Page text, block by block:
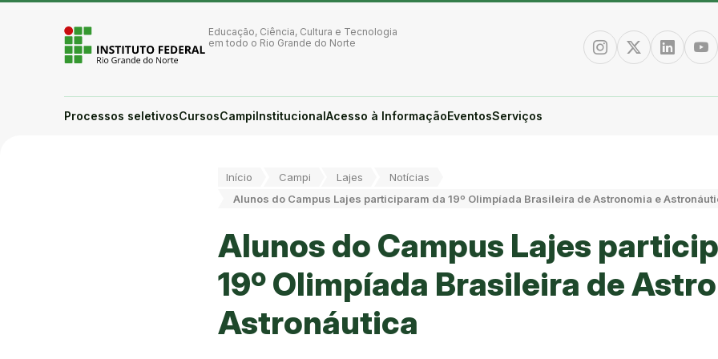
Ir para a página inicial
Ir para a busca
Ir para o menu principal
Ir para o conteúdo
Alto contraste
Login da Área Administrativa
Educação, Ciência, Cultura e Tecnologia
em todo o Rio Grande do Norte
InstagramTwitter/XLinkedin
Processos seletivosCursosCampiInstitucionalAcesso à InformaçãoEventosServiços
Você está aqui:
Início Campi Lajes
Notícias
Alunos do Campus Lajes participaram da 19º Olimpíada Brasileira de Astronomia e
Alunos do Campus Lajes
19º Olimpíada Brasileira de
Astronáutica